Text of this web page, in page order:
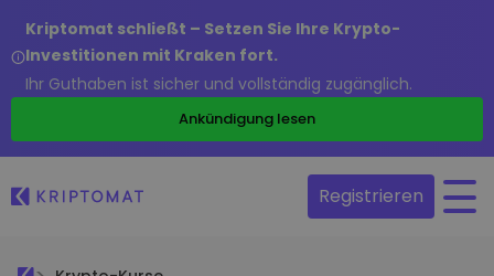
Kriptomat schließt – Setzen Sie Ihre Krypto-
Investitionen mit Kraken fort.
Ihr Guthaben ist sicher und vollständig zugänglich.
Ankündigung lesen
Registrieren